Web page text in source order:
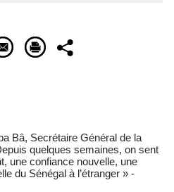
Bâ, Secrétaire Général de la
quelques semaines, on sent
une confiance nouvelle, une
du Sénégal à l’étranger » -